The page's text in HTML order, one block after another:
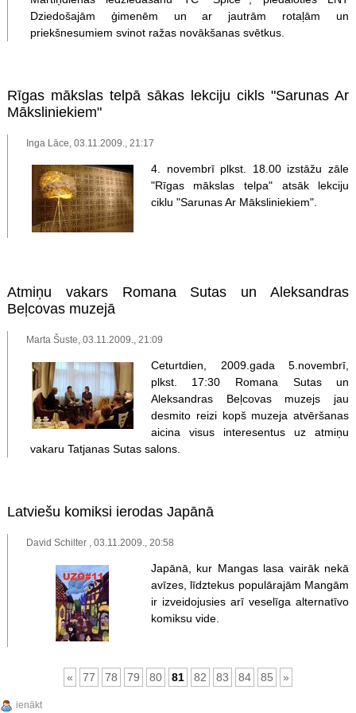
Dziedošajām ģimenēm un ar jautrām rotaļām un
priekšnesumiem svinot ražas novākšanas svētkus.
Rīgas mākslas telpā sākas lekciju cikls "Sarunas Ar
Māksliniekiem"
Inga Lāce, 03.11.2009., 21:17
4. novembrī plkst. 18.00 izstāžu zāle
"Rīgas mākslas telpa" atsāk lekciju
ciklu "Sarunas Ar Māksliniekiem".
Atmiņu vakars Romana Sutas un Aleksandras
Beļcovas muzejā
Marta Šuste, 03.11.2009., 21:09
Ceturtdien, 2009.gada 5.novembrī,
plkst. 17:30 Romana Sutas un
Aleksandras Beļcovas muzejs jau
desmito reizi kopš muzeja atvēršanas
aicina visus interesentus uz atmiņu
vakaru Tatjanas Sutas salons.
Latviešu komiksi ierodas Japānā
David Schilter , 03.11.2009., 20:58
Japānā, kur Mangas lasa vairāk nekā
avīzes, līdztekus populārajām Mangām
ir izveidojusies arī veselīga alternatīvo
komiksu vide.
« 77 78 79 80 81 82 83 84 85 »
ienākt